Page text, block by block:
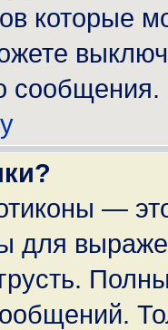
которые
сообщения.
—
для